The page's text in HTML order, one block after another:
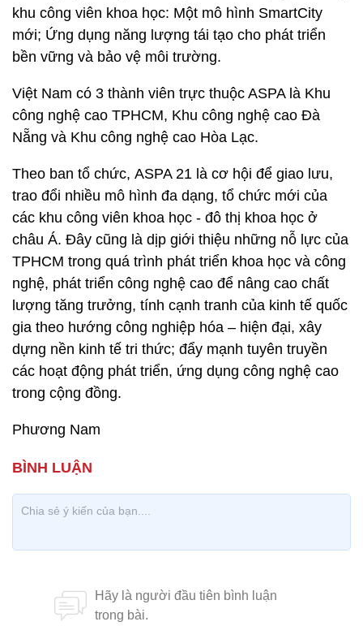
khu công viên khoa học: Một mô hình SmartCity
mới; Ứng dụng năng lượng tái tạo cho phát triển
bền vững và bảo vệ môi trường.
Việt Nam có 3 thành viên trực thuộc ASPA là Khu
công nghệ cao TPHCM, Khu công nghệ cao Đà
Nẵng và Khu công nghệ cao Hòa Lạc.
Theo ban tổ chức, ASPA 21 là cơ hội để giao lưu,
trao đổi nhiều mô hình đa dạng, tổ chức mới của
các khu công viên khoa học - đô thị khoa học ở
châu Á. Đây cũng là dịp giới thiệu những nỗ lực của
TPHCM trong quá trình phát triển khoa học và công
nghệ, phát triển công nghệ cao để nâng cao chất
lượng tăng trưởng, tính cạnh tranh của kinh tế quốc
gia theo hướng công nghiệp hóa – hiện đại, xây
dựng nền kinh tế tri thức; đẩy mạnh tuyên truyền
các hoạt động phát triển, ứng dụng công nghệ cao
trong cộng đồng.
Phương Nam